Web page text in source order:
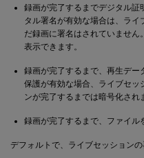
録画が完了するまでデジタル証
タル署名が有効な場合は、ライ
だ録画に署名はされていませ
表示できます。
録画が完了するまで、再生デー
保護が有効な場合、ライブセッ
ンが完了するまでは暗号化され
録画が完了するまで、ファイル
デフォルトで、ライブセッションの